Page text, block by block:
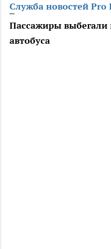
Служба новостей Pro
Пассажиры выбегали
автобуса